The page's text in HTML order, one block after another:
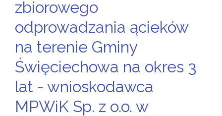
zbiorowego
odprowadzania ącieków
na terenie Gminy
Święciechowa na okres 3
lat - wnioskodawca
MPWiK Sp. z o.o. w